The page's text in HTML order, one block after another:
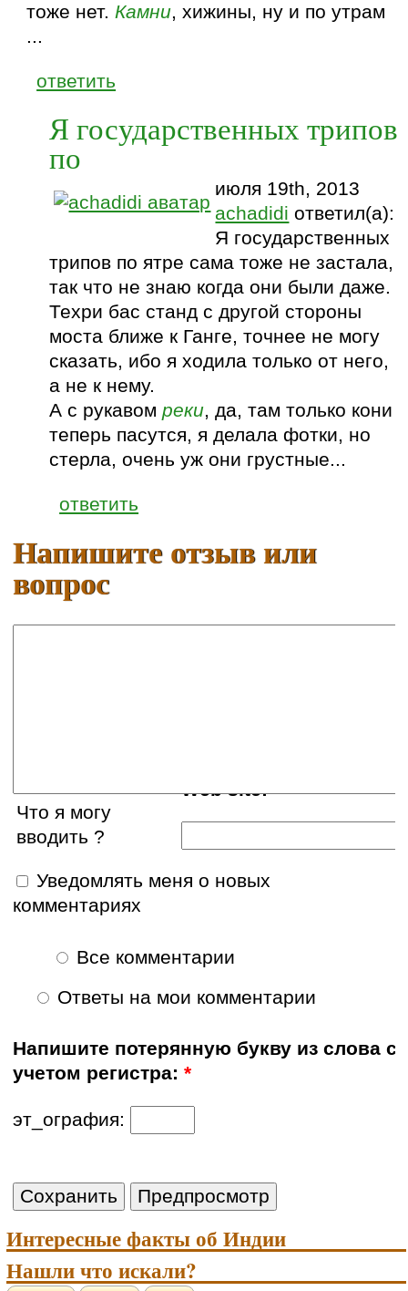
тоже нет.Камни, хижины, ну и по утрам
...
ответить
Я государственных трипов
по
июля 19th, 2013
achadidi ответил(а):
Я государственных
трипов по ятре сама тоже не застала,
так что не знаю когда они были даже.
Техри бас станд с другой стороны
моста ближе к Ганге, точнее не могу
сказать, ибо я ходила только от него,
а не к нему.
А с рукавомреки, да, там только кони
теперь пасутся, я делала фотки, но
стерла, очень уж они грустные...
ответить
Напишите отзыв или
вопрос
Web site:
Что я могу
вводить ?
Уведомлять меня о новых
комментариях
Все комментарии
Ответы на мои комментарии
Напишите потерянную букву из слова с
учетом регистра:*
эт_ография:
Интересные факты об Индии
Нашли что искали?